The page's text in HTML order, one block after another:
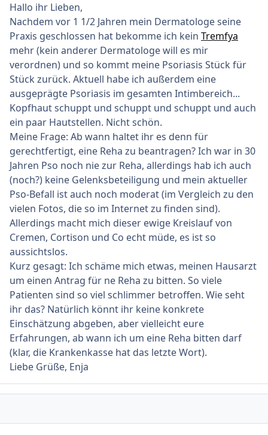
Hallo ihr Lieben,
Nachdem vor 1 1/2 Jahren mein Dermatologe seine
Praxis geschlossen hat bekomme ich kein Tremfya
mehr (kein anderer Dermatologe will es mir
verordnen) und so kommt meine Psoriasis Stück für
Stück zurück. Aktuell habe ich außerdem eine
ausgeprägte Psoriasis im gesamten Intimbereich...
Kopfhaut schuppt und schuppt und schuppt und auch
ein paar Hautstellen. Nicht schön.
Meine Frage: Ab wann haltet ihr es denn für
gerechtfertigt, eine Reha zu beantragen? Ich war in 30
Jahren Pso noch nie zur Reha, allerdings hab ich auch
(noch?) keine Gelenksbeteiligung und mein aktueller
Pso-Befall ist auch noch moderat (im Vergleich zu den
vielen Fotos, die so im Internet zu finden sind).
Allerdings macht mich dieser ewige Kreislauf von
Cremen, Cortison und Co echt müde, es ist so
aussichtslos.
Kurz gesagt: Ich schäme mich etwas, meinen Hausarzt
um einen Antrag für ne Reha zu bitten. So viele
Patienten sind so viel schlimmer betroffen. Wie seht
ihr das? Natürlich könnt ihr keine konkrete
Einschätzung abgeben, aber vielleicht eure
Erfahrungen, ab wann ich um eine Reha bitten darf
(klar, die Krankenkasse hat das letzte Wort).
Liebe Grüße, Enja